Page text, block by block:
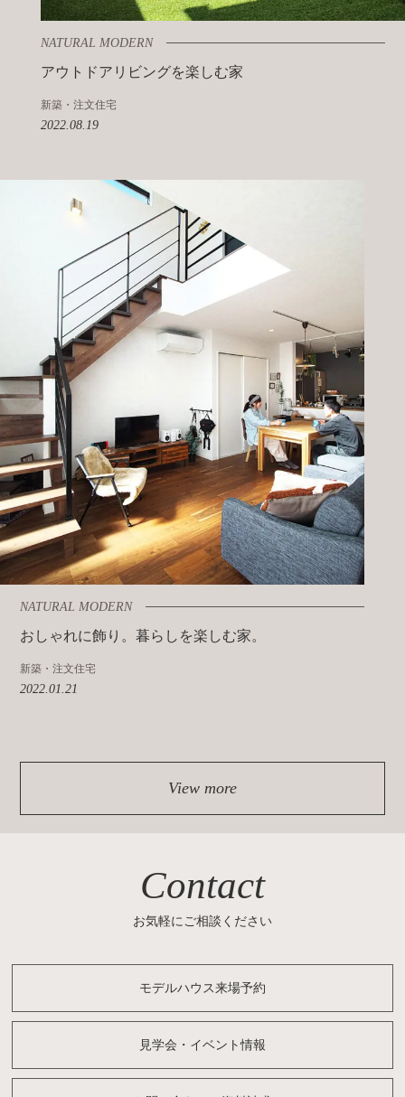
NATURAL MODERN
アウトドアリビングを楽しむ家
新築・注文住宅
2022.08.19
NATURAL MODERN
おしゃれに飾り。暮らしを楽しむ家。
新築・注文住宅
2022.01.21
View more
Contact
お気軽にご相談ください
モデルハウス来場予約
見学会・イベント情報